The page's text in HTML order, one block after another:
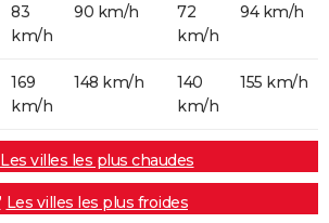
83
km/h
90 km/h
72
km/h
94 km/h
169
km/h
148 km/h
140
km/h
155 km/h
Les villes les plus chaudes
Les villes les plus froides